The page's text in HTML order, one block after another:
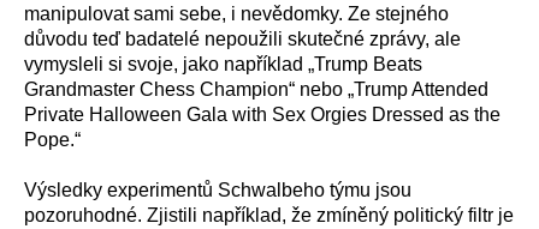
manipulovat sami sebe, i nevědomky. Ze stejného
důvodu teď badatelé nepoužili skutečné zprávy, ale
vymysleli si svoje, jako například „Trump Beats
Grandmaster Chess Champion“ nebo „Trump Attended
Private Halloween Gala with Sex Orgies Dressed as the
Pope.“
Výsledky experimentů Schwalbeho týmu jsou
pozoruhodné. Zjistili například, že zmíněný politický filtr je